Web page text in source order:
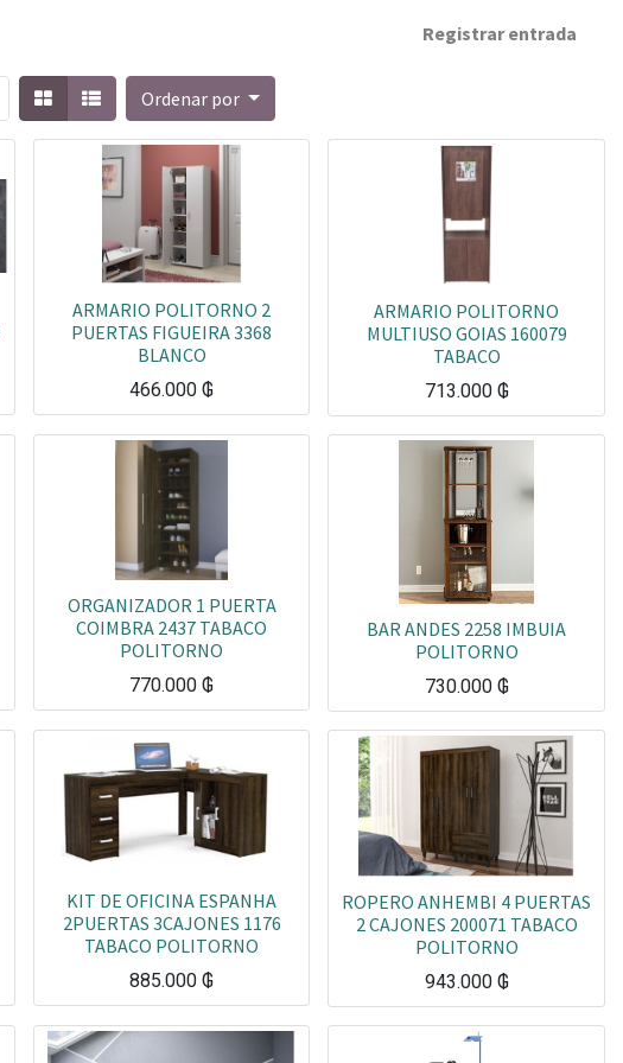
Registrar entrada
Ordenar por
ARMARIO POLITORNO 2
PUERTAS FIGUEIRA 3368
BLANCO
466.000 ₲
ARMARIO POLITORNO
MULTIUSO GOIAS 160079
TABACO
713.000₲
ORGANIZADOR 1 PUERTA
COIMBRA 2437 TABACO
POLITORNO
770.000 ₲
BAR ANDES 2258 IMBUIA
POLITORNO
730.000₲
KIT DE OFICINA ESPANHA
2PUERTAS 3CAJONES 1176
TABACO POLITORNO
885.000 ₲
ROPERO ANHEMBI 4 PUERTAS
2 CAJONES 200071 TABACO
POLITORNO
943.000₲